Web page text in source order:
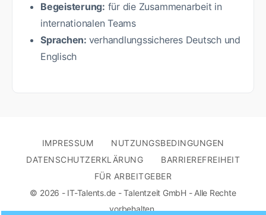
Begeisterung: für die Zusammenarbeit in
internationalen Teams
Sprachen: verhandlungssicheres Deutsch und
Englisch
IMPRESSUM
NUTZUNGSBEDINGUNGEN
DATENSCHUTZERKLÄRUNG
BARRIEREFREIHEIT
FÜR ARBEITGEBER
© 2026 - IT-Talents.de - Talentzeit GmbH - Alle Rechte
vorbehalten.